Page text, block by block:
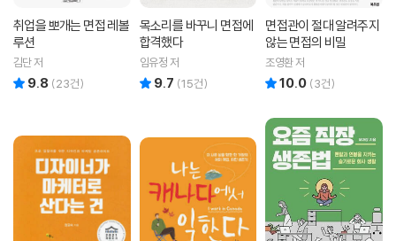
취업을 뽀개는 면접 레볼
루션
김단 저
9.8 (23건)
목소리를 바꾸니 면접에
합격했다
임유정 저
9.7 (15건)
면접관이 절대 알려주지
않는 면접의 비밀
조영환 저
10.0 (3건)